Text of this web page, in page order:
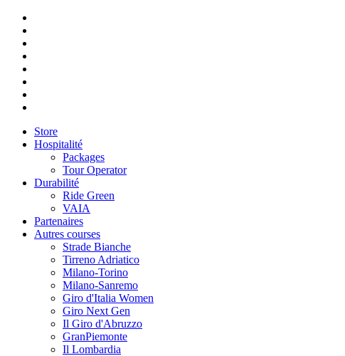
Store
Hospitalité
Packages
Tour Operator
Durabilité
Ride Green
VAIA
Partenaires
Autres courses
Strade Bianche
Tirreno Adriatico
Milano-Torino
Milano-Sanremo
Giro d'Italia Women
Giro Next Gen
Il Giro d'Abruzzo
GranPiemonte
Il Lombardia